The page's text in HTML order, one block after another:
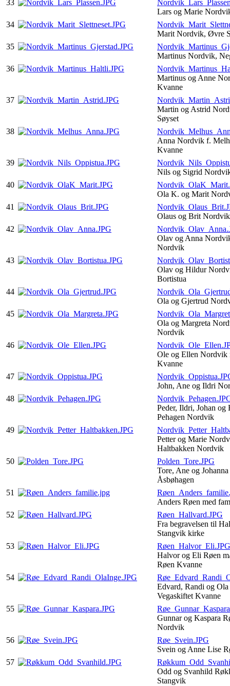
33
Lars og Marie
34
Marit Nordvik, Øvre
35
Martinus Nordvik,
36
Martinus og Anne
Kvanne
37
Martin og Astrid
Søyset
38
Anna Nordvik f.
Kvanne
39
Nils og Sigrid
40
Ola K. og Marit
41
Olaus og Brit
42
Olav og Anna
Nordvik
43
Olav og Hildur
Bortistua
44
Ola og Gjertrud
45
Ola og Margreta
Nordvik
46
Ole og Ellen Nordvik
Kvanne
47
John, Ane og Ildri
48
Peder, Ildri, Johan
Pehagen Nordvik
49
Petter og Marie
Haltbakken Nordvik
50
Polden_Tore.JPG
Tore, Ane og
Åsbøhagen
51
Anders Røen med
52
Røen_Hallvard.JPG
Fra begravelsen til
Stangvik kirke
53
Røen_Halvor_Eli.JPG
Halvor og Eli Røen
Røen Kvanne
54
Edvard, Randi og
Vegaskiftet Kvanne
55
Gunnar og Kaspara
Nordvik
56
Røe_Svein.JPG
Svein og Anne Lise
57
Odd og Svanhild
Stangvik